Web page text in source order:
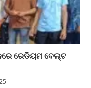
ରେଡିୟମ ବେଲ୍ଟ